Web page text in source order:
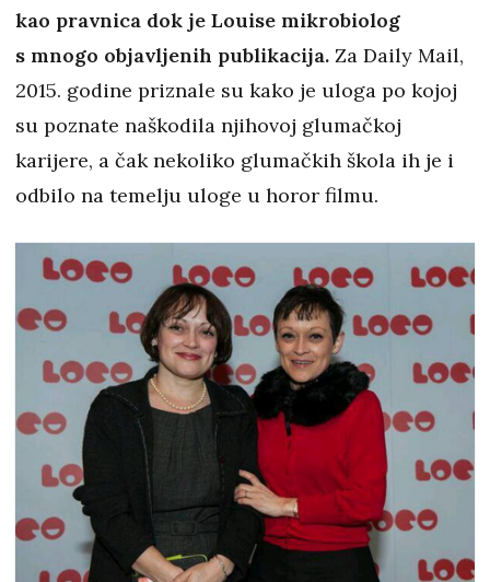
kao pravnica dok je Louise mikrobiolog
s mnogo objavljenih publikacija. Za Daily Mail,
2015. godine priznale su kako je uloga po kojoj
su poznate naškodila njihovoj glumačkoj
karijere, a čak nekoliko glumačkih škola ih je i
odbilo na temelju uloge u horor filmu.